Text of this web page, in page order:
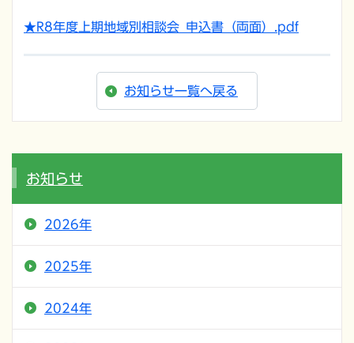
★R8年度上期地域別相談会_申込書（両面）.pdf
お知らせ一覧へ戻る
お知らせ
2026年
2025年
2024年